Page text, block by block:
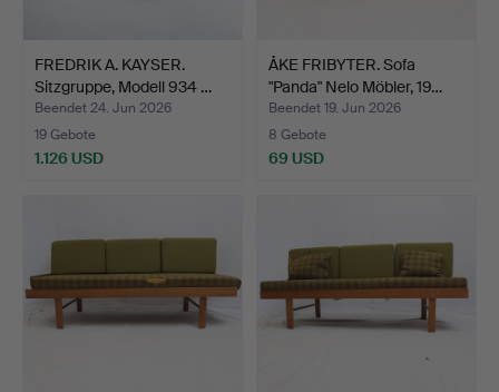
FREDRIK A. KAYSER.
Sitzgruppe, Modell 934 …
Beendet 24. Jun 2026
19 Gebote
1.126 USD
ÅKE FRIBYTER. Sofa
"Panda" Nelo Möbler, 19…
Beendet 19. Jun 2026
8 Gebote
69 USD